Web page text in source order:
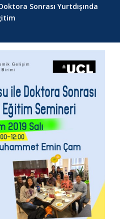
Sonrası Yurtdışında